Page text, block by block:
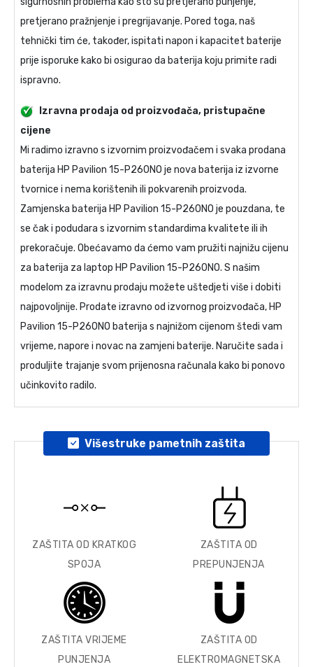
pretjerano pražnjenje i pregrijavanje. Pored toga, naš
tehnički tim će, također, ispitati napon i kapacitet baterije
prije isporuke kako bi osigurao da baterija koju primite radi
ispravno.
Izravna prodaja od proizvođača, pristupačne
cijene
Mi radimo izravno s izvornim proizvođačem i svaka prodana
baterija HP Pavilion 15-P260NO je nova baterija iz izvorne
tvornice i nema korištenih ili pokvarenih proizvoda.
Zamjenska baterija HP Pavilion 15-P260NO je pouzdana, te
se čak i podudara s izvornim standardima kvalitete ili ih
prekoračuje. Obećavamo da ćemo vam pružiti najnižu cijenu
za baterija za laptop HP Pavilion 15-P260NO. S našim
modelom za izravnu prodaju možete uštedjeti više i dobiti
najpovoljnije. Prodate izravno od izvornog proizvođača, HP
Pavilion 15-P260NO baterija s najnižom cijenom štedi vam
vrijeme, napore i novac na zamjeni baterije. Naručite sada i
produljite trajanje svom prijenosna računala kako bi ponovo
učinkovito radilo.
Višestruke pametnih zaštita
ZAŠTITA OD KRATKOG
SPOJA
ZAŠTITA OD
PREPUNJENJA
ZAŠTITA VRIJEME
PUNJENJA
ZAŠTITA OD
ELEKTROMAGNETSKA